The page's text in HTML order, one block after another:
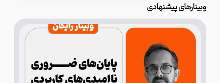
وبینارهای پیشنهادی